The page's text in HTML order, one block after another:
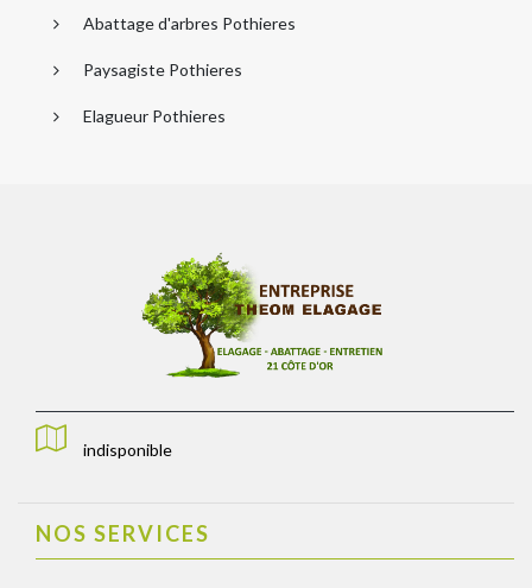
Abattage d'arbres Pothieres
Paysagiste Pothieres
Elagueur Pothieres
indisponible
NOS SERVICES